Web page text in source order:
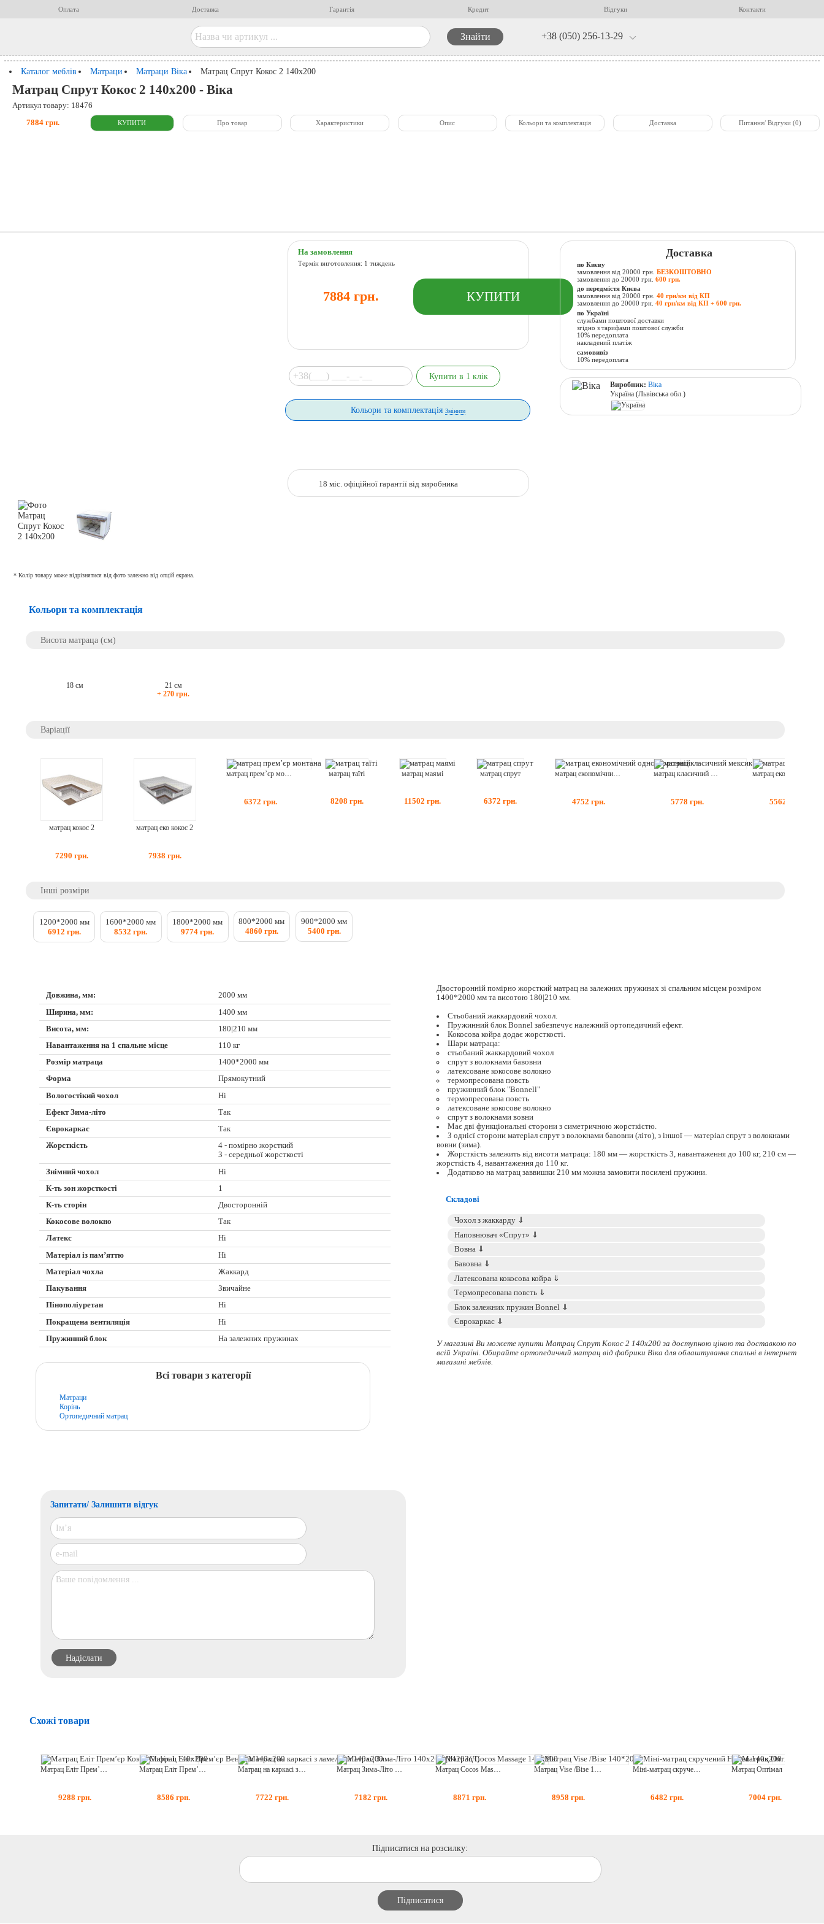
Оплата Доставка Гарантія Кредит Відгуки Контакти
+38 (050) 256-13-29
Каталог меблів Матраци Матраци Віка Матрац Спрут Кокос 2 140x200
Матрац Спрут Кокос 2 140x200 - Віка
Артикул товару: 18476
7884 грн. Про товар Характеристики Опис Кольори та комплектація Доставка Питання/ Відгуки (0)
* Колір товару може відрізнятися від фото залежно від опцій екрана.
На замовлення
Термін виготовлення: 1 тиждень
7884 грн.
Кольори та комплектація Змінити
18 міс. офіційної гарантії від виробника
Доставка
по Києву
замовлення від 20000 грн. БЕЗКОШТОВНО
замовлення до 20000 грн. 600 грн.
до передмістя Києва
замовлення від 20000 грн. 40 грн/км від КП
замовлення до 20000 грн. 40 грн/км від КП + 600 грн.
по Україні
службами поштової доставки
згідно з тарифами поштової служби
10% передоплата
накладений платіж
самовивіз
10% передоплата
Виробник: Віка
Україна (Львівська обл.)
Кольори та комплектація
Висота матраца (см)
18 см
21 см
+ 270 грн.
Варіації
матрац кокос 2
7290 грн.
матрац еко кокос 2
7938 грн.
6372 грн.
матрац таїті
8208 грн.
матрац маямі
11502 грн.
матрац спрут
6372 грн.
матрац економічний односторонній
4752 грн. 5778 грн. 5562
Інші розміри
1200*2000 мм
6912 грн.
1600*2000 мм
8532 грн.
1800*2000 мм
9774 грн.
800*2000 мм
4860 грн.
900*2000 мм
5400 грн.
Довжина, мм:
2000 мм
Ширина, мм:
1400 мм
Висота, мм:
180|210 мм
Навантаження на 1 спальне місце
110 кг
Розмір матраца
1400*2000 мм
Форма
Прямокутний
Вологостікий чохол
Ні
Ефект Зима-літо
Так
Єврокаркас
Так
Жорсткість
4 - помірно жорсткий
3 - середньої жорсткості
Знімний чохол
Ні
К-ть зон жорсткості
1
К-ть сторін
Двосторонній
Кокосове волокно
Так
Латекс
Ні
Матеріал із пам’яттю
Ні
Матеріал чохла
Жаккард
Пакування
Звичайне
Пінополіуретан
Ні
Покращена вентиляція
Ні
Пружинний блок
На залежних пружинах
Всі товари з категорії
Матраци
Корінь
Ортопедичний матрац
Двосторонній помірно жорсткий матрац на залежних пружинах зі спальним місцем розміром
1400*2000 мм та висотою 180|210 мм.
Стьобаний жаккардовий чохол.
Пружинний блок Bonnel забезпечує належний ортопедичний ефект.
Кокосова койра додає жорсткості.
Шари матраца:
стьобаний жаккардовий чохол
спрут з волокнами бавовни
латексоване кокосове волокно
термопресована повсть
пружинний блок "Bonnell"
термопресована повсть
латексоване кокосове волокно
спрут з волокнами вовни
Має дві функціональні сторони з симетричною жорсткістю.
З однієї сторони матеріал спрут з волокнами бавовни (літо), з іншої — матеріал спрут з волокнами
вовни (зима).
Жорсткість залежить від висоти матраца: 180 мм — жорсткість 3, навантаження до 100 кг, 210 см —
жорсткість 4, навантаження до 110 кг.
Додатково на матрац заввишки 210 мм можна замовити посилені пружини.
Складові
У магазині Ви можете купити Матрац Спрут Кокос 2 140x200 за доступною ціною та доставкою по
всій Україні. Обирайте ортопедичний матрацвід фабрики Віка для облаштування спальні в інтернет
магазині меблів.
Запитати/ Залишити відгук
Схожі товари
9288 грн. 8586 грн. 7722 грн. 7182 грн. 8871 грн. 8958 грн.
Міні-матрац скручений Horten 140x200
6482 грн. 7004 грн.
Підписатися на розсилку: